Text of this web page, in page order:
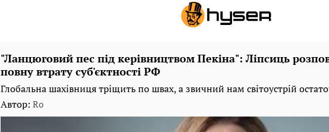
"Ланцюговий пес під керівництвом Пекіна": Ліпсиць
повну втрату суб'єктності РФ
Глобальна шахівниця тріщить по швах, а звичний нам світоустрій
Автор: Ro